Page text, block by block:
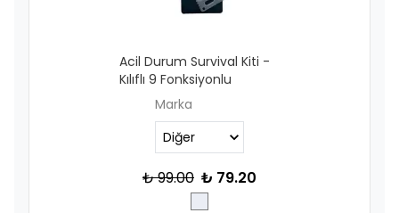
Acil Durum Survival Kiti -
Kılıflı 9 Fonksiyonlu
Marka
₺ 99.00 ₺ 79.20